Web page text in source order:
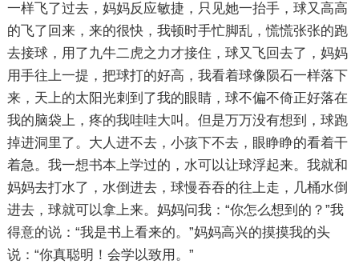
一样飞了过去，妈妈反应敏捷，只见她一抬手，球又高高
的飞了回来，来的很快，我顿时手忙脚乱，慌慌张张的跑
去接球，用了九牛二虎之力才接住，球又飞回去了，妈妈
用手往上一提，把球打的好高，我看着球像陨石一样落下
来，天上的太阳光刺到了我的眼睛，球不偏不倚正好落在
我的脑袋上，疼的我哇哇大叫。但是万万没有想到，球跑
掉进洞里了。大人进不去，小孩下不去，眼睁睁的看着干
着急。我一想书本上学过的，水可以让球浮起来。我就和
妈妈去打水了，水倒进去，球慢吞吞的往上走，几桶水倒
进去，球就可以拿上来。妈妈问我：“你怎么想到的？”我
得意的说：“我是书上看来的。”妈妈高兴的摸摸我的头
说：“你真聪明！会学以致用。”